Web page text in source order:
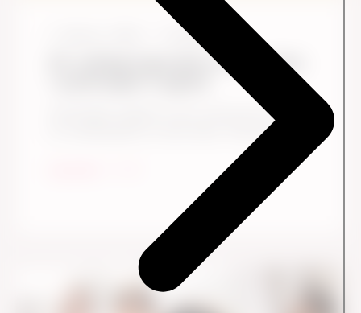
Læsetid
Dit opfølgningsmøde er en øvelse
Psykologisk tryghed er det, der gør det muligt
for medarbejdere at dele idéer, indrømme ...